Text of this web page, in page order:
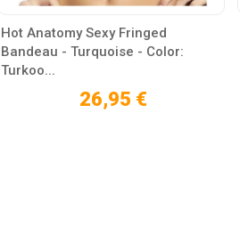
Hot Anatomy Sexy Fringed
Bandeau - Turquoise - Color:
Turkoo...
26,95 €